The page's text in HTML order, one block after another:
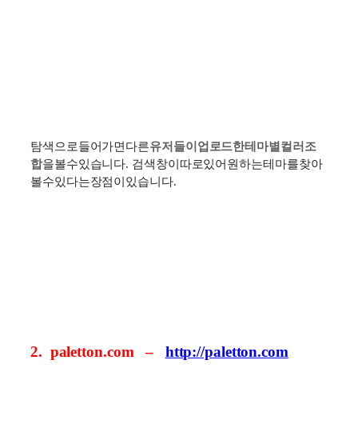
탐색으로들어가면 다른유저들이 업로드한테마별 컬러 조
합을볼수있습니다. 검색창이 따로있어 원하는테마를찾아
볼수있다는장점이 있습니다.
2. paletton.com – http://paletton.com